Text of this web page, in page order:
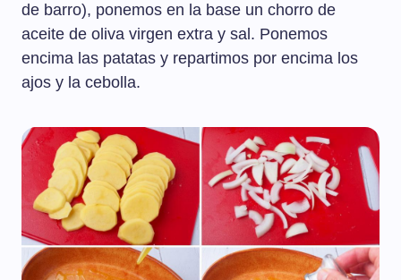
de barro), ponemos en la base un chorro de
aceite de oliva virgen extra y sal. Ponemos
encima las patatas y repartimos por encima los
ajos y la cebolla.